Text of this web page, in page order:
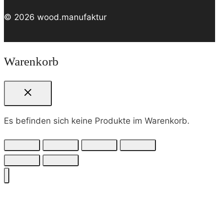
© 2026 wood.manufaktur
Warenkorb
Es befinden sich keine Produkte im Warenkorb.